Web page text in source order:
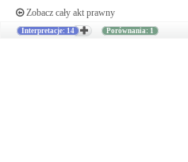
Zobacz cały akt prawny
Interpretacje: 14 Porównania: 1